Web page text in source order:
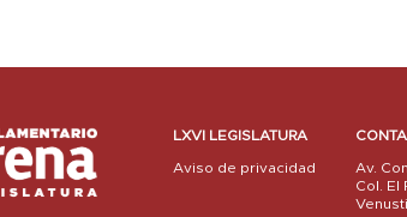
LXVI LEGISLATURA
Aviso de privacidad
Av.
Col. El